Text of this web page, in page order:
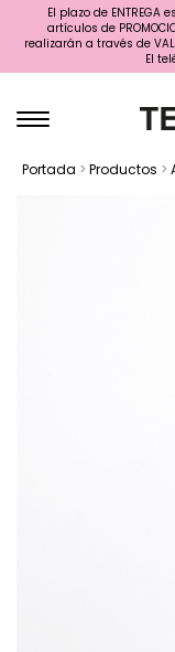
El plazo de ENTREGA
artículos de
realizarán a través de
El
Portada > Productos >